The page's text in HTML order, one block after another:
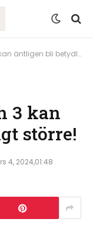
bli betydligt större!
3 kan
större!
4, 2024,01:48